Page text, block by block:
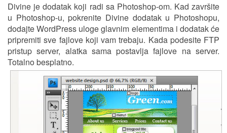
Divine je dodatak koji radi sa Photoshop-om. Kad završite
u Photoshop-u, pokrenite Divine dodatak u Photoshopu,
dodajte WordPress uloge glavnim elementima i dodatak će
pripremiti sve fajlove koji vam trebaju. Kada podesite FTP
pristup server, alatka sama postavlja fajlove na server.
Totalno besplatno.